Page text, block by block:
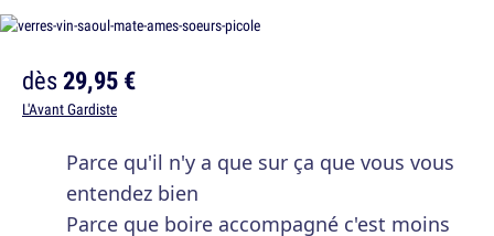
dès29,95 €
L'Avant Gardiste
Parce qu'il n'y a que sur ça que vous vous
entendez bien
Parce que boire accompagné c'est moins